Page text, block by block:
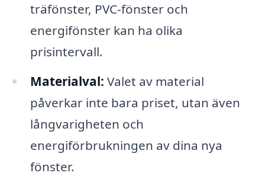
träfönster, PVC-fönster och
energifönster kan ha olika
prisintervall.
Materialval: Valet av material
påverkar inte bara priset, utan även
långvarigheten och
energiförbrukningen av dina nya
fönster.